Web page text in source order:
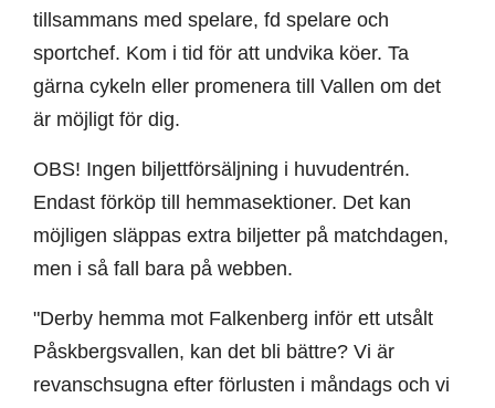
tillsammans med spelare, fd spelare och
sportchef. Kom i tid för att undvika köer. Ta
gärna cykeln eller promenera till Vallen om det
är möjligt för dig.
OBS! Ingen biljettförsäljning i huvudentrén.
Endast förköp till hemmasektioner. Det kan
möjligen släppas extra biljetter på matchdagen,
men i så fall bara på webben.
"Derby hemma mot Falkenberg inför ett utsålt
Påskbergsvallen, kan det bli bättre? Vi är
revanschsugna efter förlusten i måndags och vi